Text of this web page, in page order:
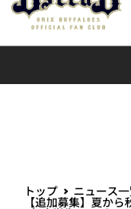
トップ ニュース
【追加募集】夏か